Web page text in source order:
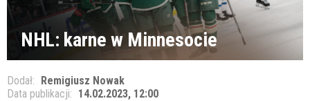
NHL: karne w Minnesocie
Dodał: Remigiusz Nowak
Data publikacji: 14.02.2023, 12:00